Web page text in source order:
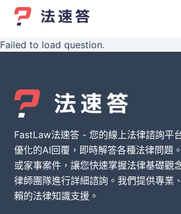
Failed to load question.
FastLaw法速答 - 您的線上法律諮詢平
優化的AI回覆，即時解答各種法律問題
或家事案件，讓您快速掌握法律基礎觀
律師團隊進行詳細諮詢。我們提供專業
賴的法律知識支援。